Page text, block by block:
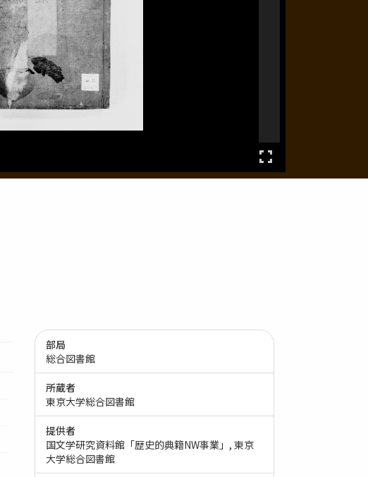
部局
総合図書館
所蔵者
東京大学総合図書館
提供者
国文学研究資料館「歴史的典籍NW事業」
東京
大学総合図書館